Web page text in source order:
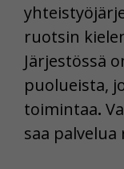
ruotsin
Järjestössä
puolueista,
toimintaa.
saa